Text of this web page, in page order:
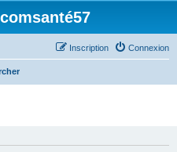
Connexion
Inscription